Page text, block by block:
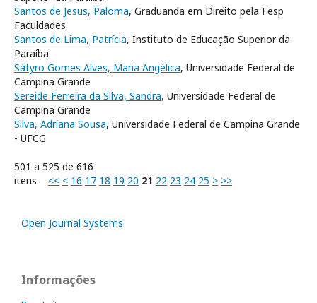
Santos de Jesus, Paloma, Graduanda em Direito pela Fesp
Faculdades
Santos de Lima, Patrícia, Instituto de Educação Superior da
Paraíba
Sátyro Gomes Alves, Maria Angélica, Universidade Federal de
Campina Grande
Sereide Ferreira da Silva, Sandra, Universidade Federal de
Campina Grande
Silva, Adriana Sousa, Universidade Federal de Campina Grande
- UFCG
501 a 525 de 616
itens << < 16 17 18 19 20 21 22 23 24 25 > >>
Open Journal Systems
Informações